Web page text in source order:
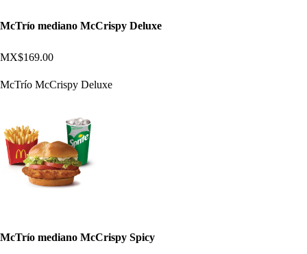
McTrío mediano McCrispy Deluxe
MX$169.00
McTrío McCrispy Deluxe
McTrío mediano McCrispy Spicy